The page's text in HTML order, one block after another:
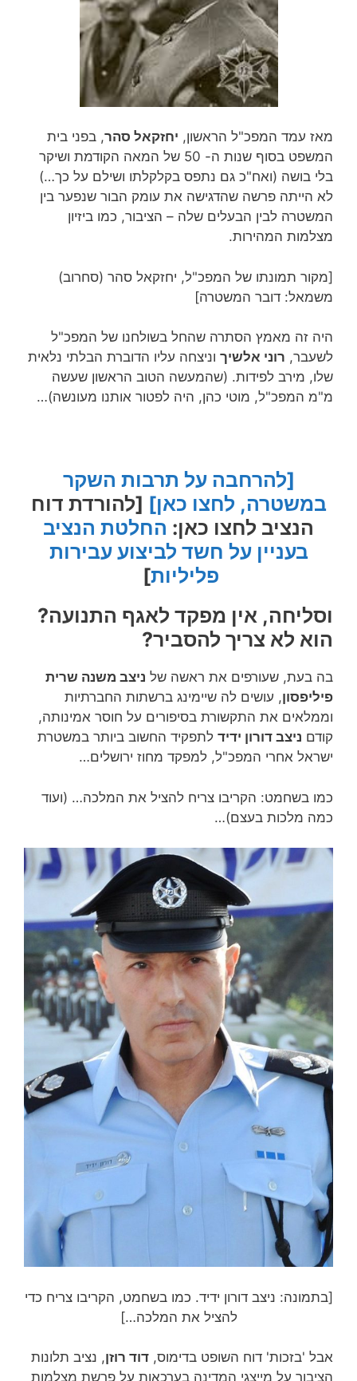
מאז עמד המפכ"ל הראשון, יחזקאל סהר, בפני בית
המשפט בסוף שנות ה- 50 של המאה הקודמת ושיקר
בלי בושה (ואח"כ גם נתפס בקלקלתו ושילם על כך…)
לא הייתה פרשה שהדגישה את עומק הבור שנפער בין
המשטרה לבין הבעלים שלה – הציבור, כמו ביזיון
מצלמות המהירות.
[מקור תמונתו של המפכ"ל, יחזקאל סהר (סחרוב)
משמאל: דובר המשטרה]
היה זה מאמץ הסתרה שהחל בשולחנו של המפכ"ל
לשעבר, רוני אלשיך וניצחה עליו הדוברת הבלתי נלאית
שלו, מירב לפידות. (שהמעשה הטוב הראשון שעשה
מ"מ המפכ"ל, מוטי כהן, היה לפטור אותנו מעונשה)…
[להרחבה על תרבות השקר
במשטרה, לחצו כאן] [להורדת דוח
הנציב לחצו כאן: החלטת הנציב
בעניין על חשד לביצוע עבירות
פליליות]
וסליחה, אין מפקד לאגף התנועה?
הוא לא צריך להסביר?
בה בעת, שעורפים את ראשה של ניצב משנה שרית
פיליפסון, עושים לה שיימינג ברשתות החברתיות
וממלאים את התקשורת בסיפורים על חוסר אמינותה,
קודם ניצב דורון ידיד לתפקיד החשוב ביותר במשטרת
ישראל אחרי המפכ"ל, למפקד מחוז ירושלים…
כמו בשחמט: הקריבו צריח להציל את המלכה… (ועוד
כמה מלכות בעצם)…
[בתמונה: ניצב דורון ידיד. כמו בשחמט, הקריבו צריח כדי
להציל את המלכה…]
אבל 'בזכות' דוח השופט בדימוס, דוד רוזן, נציב תלונות
הציבור על מייצגי המדינה בערכאות על פרשת מצלמות